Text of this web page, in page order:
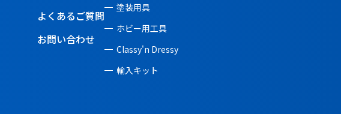
よくあるご質問
お問い合わせ
塗装用具
ホビー用工具
Classy'n Dressy
輸入キット